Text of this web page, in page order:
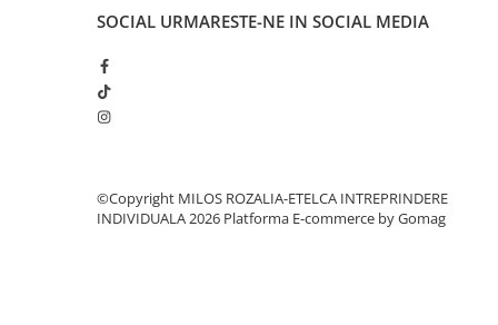
SOCIAL URMARESTE-NE IN SOCIAL MEDIA
©Copyright MILOS ROZALIA-ETELCA INTREPRINDERE
INDIVIDUALA 2026 Platforma E-commerce by Gomag